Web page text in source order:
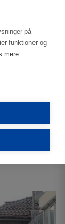
på
funktioner og
mere